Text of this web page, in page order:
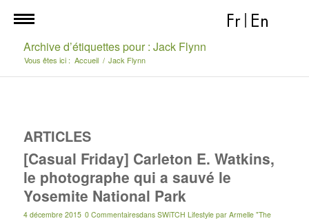
Fr En
Archive d’étiquettes pour : Jack Flynn
Vous êtes ici : Accueil / Jack Flynn
ARTICLES
[Casual Friday] Carleton E. Watkins,
le photographe qui a sauvé le
Yosemite National Park
4 décembre 2015 0 Commentairesdans SWiTCH Lifestyle par Armelle "The